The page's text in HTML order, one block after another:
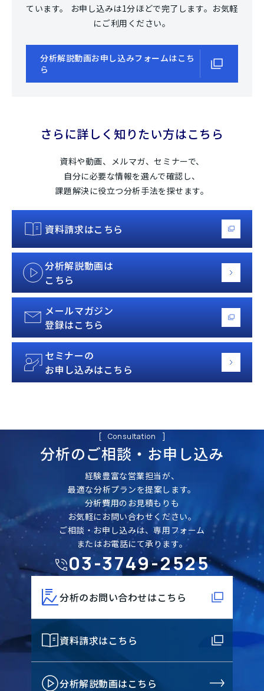
ています。
お申し込みは1分ほどで完了します。お気軽
にご利用ください。
分析解説動画お申し込みフォームはこち
ら
さらに詳しく知りたい方はこちら
資料や動画、メルマガ、セミナーで、
自分に必要な情報を選んで確認し、
課題解決に役立つ分析手法を探せます。
資料請求はこちら
分析解説動画は
こちら
メールマガジン
登録はこちら
セミナーの
お申し込みはこちら
Consultation
分析のご相談・ お申し込み
経験豊富な営業担当が、
最適な分析プランを提案します。
分析費用のお見積もりも
お気軽にお問い合わせください。
ご相談・お申し込みは、専用フォーム
またはお電話にて承ります。
03-3749-2525
分析のお問い合わせはこちら
資料請求はこちら
分析解説動画はこちら